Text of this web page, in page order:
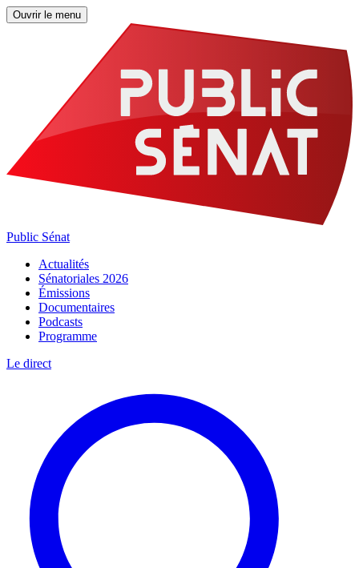
Ouvrir le menu
Public Sénat
Actualités
Sénatoriales 2026
Émissions
Documentaires
Podcasts
Programme
Le direct